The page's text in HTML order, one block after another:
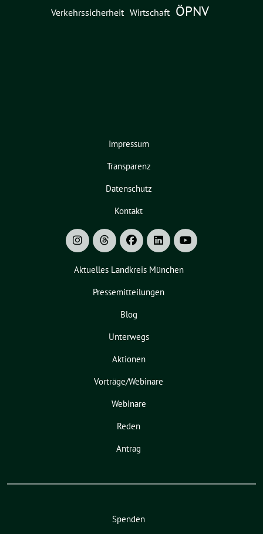
Verkehrssicherheit Wirtschaft ÖPNV
Impressum
Transparenz
Datenschutz
Kontakt
Aktuelles Landkreis München
Pressemitteilungen
Blog
Unterwegs
Aktionen
Vorträge/Webinare
Webinare
Reden
Antrag
Spenden